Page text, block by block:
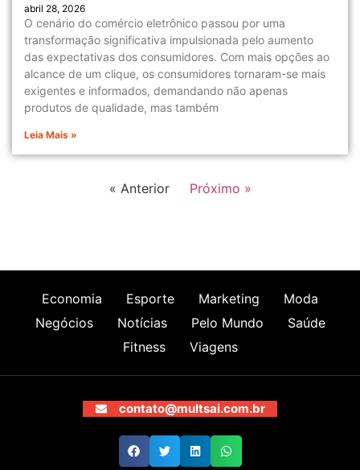
abril 28, 2026
O cenário do comércio eletrônico passou por uma
transformação significativa impulsionada pelo aumento
das expectativas dos consumidores. Com mais opções ao
alcance de um clique, os consumidores tornaram-se mais
exigentes e informados, demandando não apenas
produtos de qualidade, mas também
Leia Mais »
« Anterior Próximo »
Economia Esporte Marketing
Moda
Negócios
Notícias Pelo Mundo
Saúde
Fitness
Viagens
contato@multsai.com.br